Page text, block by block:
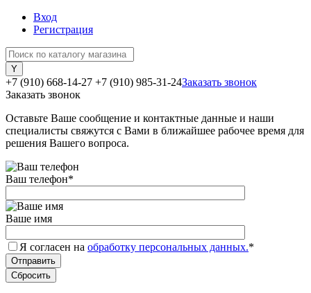
Вход
Регистрация
+7 (910) 668-14-27 +7 (910) 985-31-24Заказать звонок
Заказать звонок
Оставьте Ваше сообщение и контактные данные и наши
специалисты свяжутся с Вами в ближайшее рабочее время для
решения Вашего вопроса.
Ваш телефон*
Ваше имя
Я согласен на обработку персональных данных.*